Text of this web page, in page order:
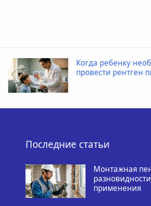
необходимо
пищевода
Последние статьи
Монтажная
применения